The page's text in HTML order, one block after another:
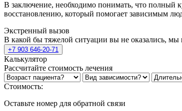
В заключение, необходимо понимать, что полный
восстановлению, который помогает зависимым
Экстренный вызов
В какой бы тяжелой ситуации вы не оказались,
+7 903 646-20-71
Калькулятор
Рассчитайте стоимость лечения
Стоимость:
Оставьте номер для обратной связи